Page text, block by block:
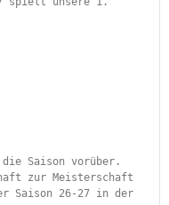
Saison vorüber.
zur Meisterschaft
Saison 26-27 in der